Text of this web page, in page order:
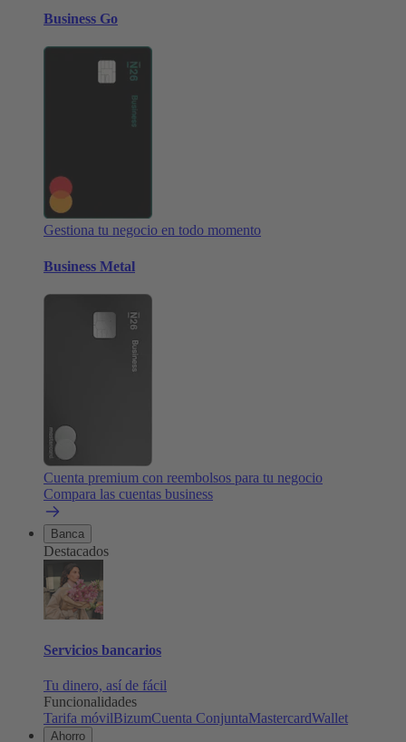
Business Go
Gestiona tu negocio en todo momento
Business Metal
Cuenta premium con reembolsos para tu negocio
Compara las cuentas business
Banca
Destacados
Servicios bancarios
Tu dinero, así de fácil
Funcionalidades
Tarifa móvilBizumCuenta ConjuntaMastercardWallet
Ahorro